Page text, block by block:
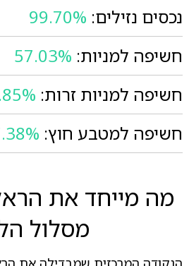
נכסים נזילים: 99.70%
חשיפה למניות: 57.03%
חשיפה למניות זרות:
חשיפה למטבע חוץ:
מה מייחד את
מסלול